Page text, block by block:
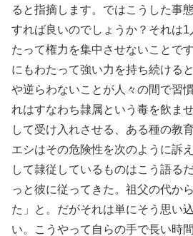
ると指摘します。ではこうした事
すれば良いのでしょうか？それは
たって権力を集中させないことで
にもわたって強い力を持ち続ける
や逆らわないことが人々の間で習
れはすなわち隷属という毒を飲ま
して受け入れさせる、ある種の教
エシはその危険性を次のように訴
して隷従しているものはこう語る
っと彼に従ってきた。祖父の代か
た」と。だがそれは単にそう思い
い。こうやって自らの手で長い時